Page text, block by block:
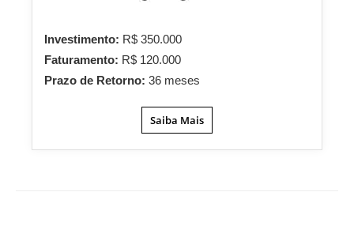
Investimento: R$ 350.000
Faturamento: R$ 120.000
Prazo de Retorno: 36 meses
Saiba Mais